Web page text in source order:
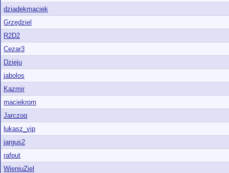
dziadekmaciek
Grzędziel
R2D2
Cezar3
Dzieju
jabolos
Kazmir
maciekrom
Jarczoq
lukasz_vip
jargus2
rafput
WieniuZiel